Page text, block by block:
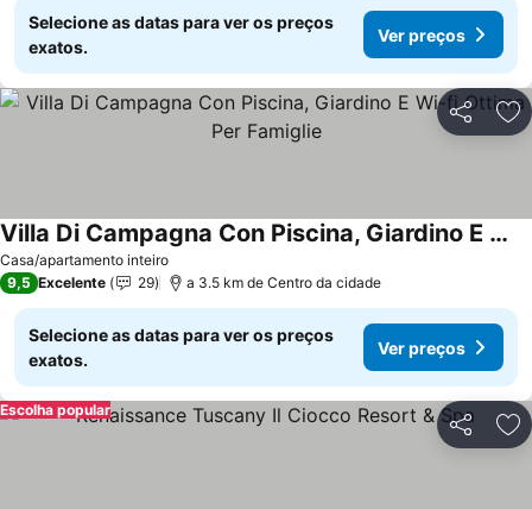
Selecione as datas para ver os preços
exatos.
Ver preços
Partilhar
Casa/apartamento inteiro
Villa Di Campagna Con Piscina, Giardino E Wi-fi Ottima Per Famiglie
9,5 Excelente 29 a 3.5 km de Centro da cidade
Selecione as datas para ver os preços
exatos.
Ver preços
Partilhar
Escolha popular